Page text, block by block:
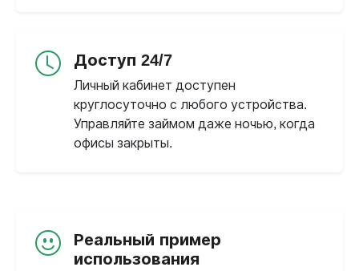
Доступ 24/7
Личный кабинет доступен
круглосуточно с любого устройства.
Управляйте займом даже ночью, когда
офисы закрыты.
Реальный пример
использования